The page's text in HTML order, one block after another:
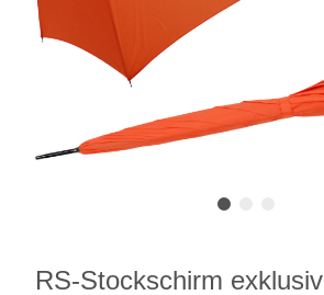
RS-Stockschirm exklusiv